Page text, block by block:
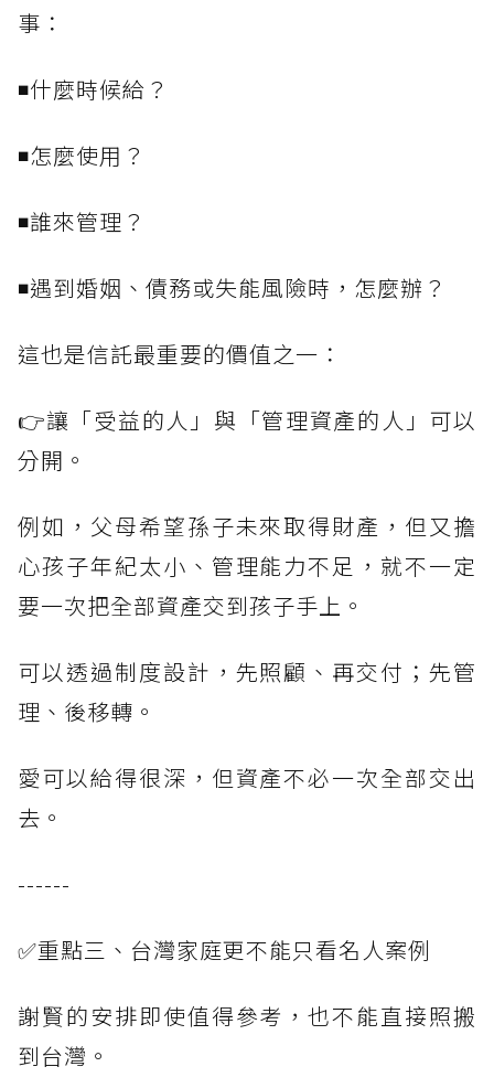
事：
◾什麼時候給？
◾怎麼使用？
◾誰來管理？
◾遇到婚姻、債務或失能風險時，怎麼辦？
這也是信託最重要的價值之一：
👉讓「受益的人」與「管理資產的人」可以
分開。
例如，父母希望孫子未來取得財產，但又擔
心孩子年紀太小、管理能力不足，就不一定
要一次把全部資產交到孩子手上。
可以透過制度設計，先照顧、再交付；先管
理、後移轉。
愛可以給得很深，但資產不必一次全部交出
去。
------
✅重點三、台灣家庭更不能只看名人案例
謝賢的安排即使值得參考，也不能直接照搬
到台灣。